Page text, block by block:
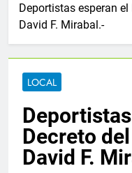
Deportistas esperan
David F. Mirabal.-
LOCAL
Decreto
David F.